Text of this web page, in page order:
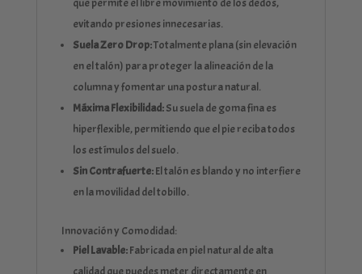
que permite el libre movimiento de los dedos,
evitando presiones innecesarias.
Suela Zero Drop:Totalmente plana (sin elevación
en el talón) para proteger la alineación de la
columna y fomentar una postura natural.
Máxima Flexibilidad:Su suela de goma fina es
hiperflexible, permitiendo que el pie reciba todos
los estímulos del suelo.
Sin Contrafuerte:El talón es blando y no interfiere
en la movilidad del tobillo.
Innovación y Comodidad:
Piel Lavable:Fabricada en piel natural de alta
calidad que puedes meter directamente en